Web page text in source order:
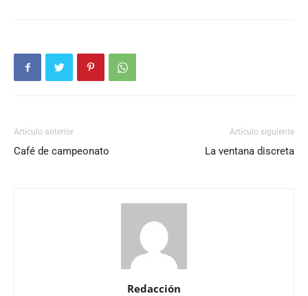
Artículo anterior
Café de campeonato
Artículo siguiente
La ventana discreta
Redacción